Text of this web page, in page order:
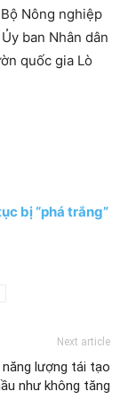
Nông nghiệp
ban Nhân dân
quốc gia Lò
bị “phá trắng”
Next article
năng lượng tái tạo
như không tăng